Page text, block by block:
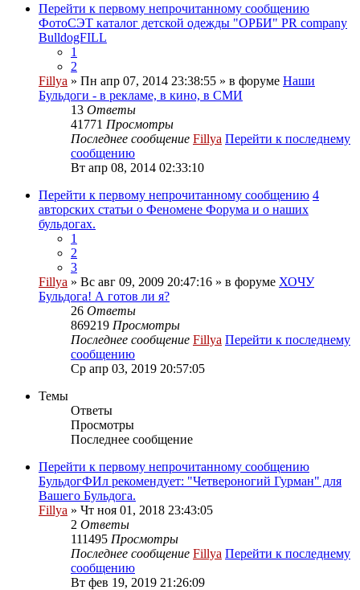
Перейти к первому непрочитанному сообщению
ФотоСЭТ каталог детской одежды "ОРБИ" PR company
BulldogFILL
1
2
Fillya » Пн апр 07, 2014 23:38:55 » в форуме Наши
Бульдоги - в рекламе, в кино, в СМИ
13 Ответы
41771 Просмотры
Последнее сообщение Fillya Перейти к последнему
сообщению
Вт апр 08, 2014 02:33:10
Перейти к первому непрочитанному сообщению 4
авторских статьи о Феномене Форума и о наших
бульдогах.
1
2
3
Fillya » Вс авг 09, 2009 20:47:16 » в форуме ХОЧУ
Бульдога! А готов ли я?
26 Ответы
869219 Просмотры
Последнее сообщение Fillya Перейти к последнему
сообщению
Ср апр 03, 2019 20:57:05
Темы
Ответы
Просмотры
Последнее сообщение
Перейти к первому непрочитанному сообщению
БульдогФИл рекомендует: "Четвероногий Гурман" для
Вашего Бульдога.
Fillya » Чт ноя 01, 2018 23:43:05
2 Ответы
111495 Просмотры
Последнее сообщение Fillya Перейти к последнему
сообщению
Вт фев 19, 2019 21:26:09